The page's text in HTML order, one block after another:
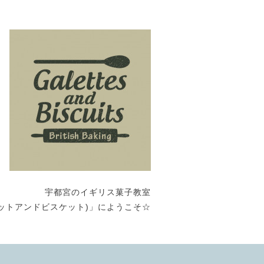
宇都宮のイギリス菓子教室
アンドビスケット)」にようこそ☆